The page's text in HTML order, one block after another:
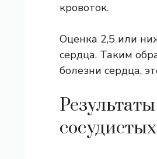
кровоток.
Оценка 2,5 или
сердца. Таким
болезни сердца,